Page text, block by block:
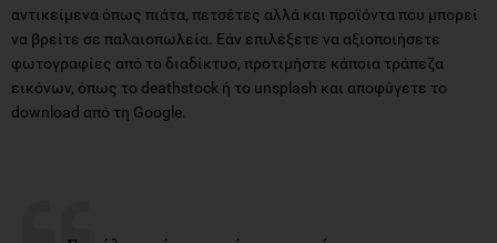
αντικείμενα όπως πιάτα, πετσέτες αλλά και προϊόντα που μπορεί
να βρείτε σε παλαιοπωλεία. Εάν επιλέξετε να αξιοποιήσετε
φωτογραφίες από το διαδίκτυο, προτιμήστε κάποια τράπεζα
εικόνων, όπως το deathstock ή το unsplash και αποφύγετε το
download από τη Google.